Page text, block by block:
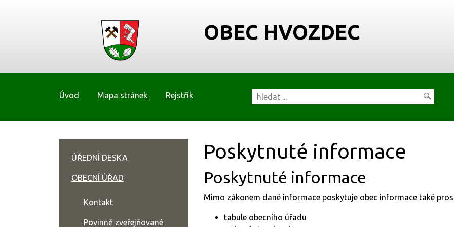
OBEC HVOZDEC
Úvod Mapa stránek Rejstřík
Poskytnuté informace
Poskytnuté informace
Mimo zákonem dané informace poskytuje obec informace také
tabule obecního úřadu
ÚŘEDNÍ DESKA
OBECNÍ ÚŘAD
Kontakt
Povinně zveřejňované